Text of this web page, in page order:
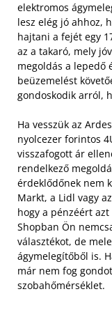
elektromos
lesz elég jó ahhoz,
hajtani a fejét egy
az a takaró, mely
megoldás a lepedő
beüzemelést
gondoskodik arról,
Ha vesszük az
nyolcezer forintos
visszafogott ár
rendelkező
érdeklődőnek nem
Markt, a Lidl vagy
hogy a pénzéért
Shopban Ön
választékot, de
ágymelegítőből is.
már nem fog
szobahőmérséklet.